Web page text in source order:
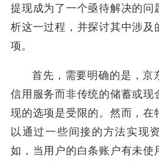
提现成为了一个亟待解决的问
析这一过程，并探讨其中涉及
项。
首先，需要明确的是，京
信用服务而非传统的储蓄或现
现的选项是受限的。然而，在
以通过一些间接的方法实现
如，当用户的白条账户有未使